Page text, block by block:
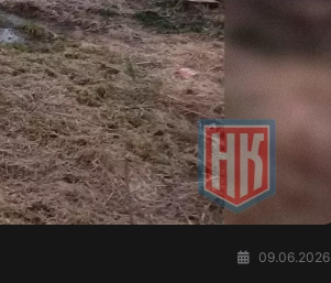
09.06.2026